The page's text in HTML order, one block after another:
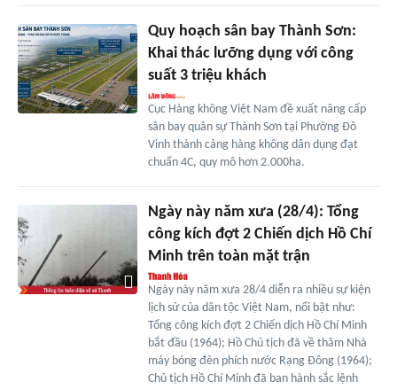
Quy hoạch sân bay Thành Sơn:
Khai thác lưỡng dụng với công
suất 3 triệu khách
Cục Hàng không Việt Nam đề xuất nâng cấp
sân bay quân sự Thành Sơn tại Phường Đô
Vinh thành cảng hàng không dân dụng đạt
chuẩn 4C, quy mô hơn 2.000ha.
Ngày này năm xưa (28/4): Tổng
công kích đợt 2 Chiến dịch Hồ Chí
Minh trên toàn mặt trận
Ngày này năm xưa 28/4 diễn ra nhiều sự kiện
lịch sử của dân tộc Việt Nam, nổi bật như:
Tổng công kích đợt 2 Chiến dịch Hồ Chí Minh
bắt đầu (1964); Hồ Chủ tịch đã về thǎm Nhà
máy bóng đèn phích nước Rạng Đông (1964);
Chủ tịch Hồ Chí Minh đã ban hành sắc lệnh